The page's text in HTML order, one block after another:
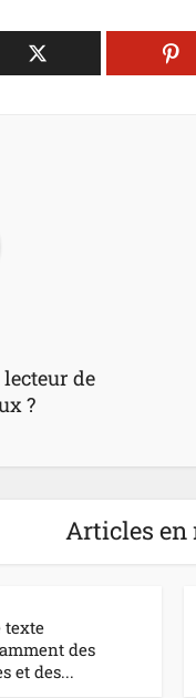
de
?
Articles en
texte
des
et des...